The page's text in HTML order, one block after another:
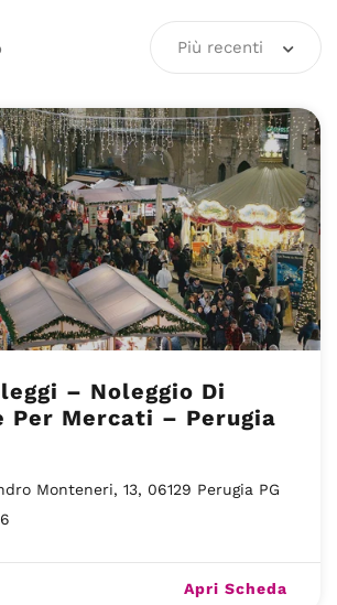
Più recenti
– Noleggio Di
Per Mercati – Perugia
Monteneri, 13, 06129 Perugia PG
Apri Scheda